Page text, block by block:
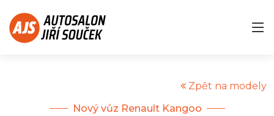
Zpět na modely
Nový vůz Renault Kangoo